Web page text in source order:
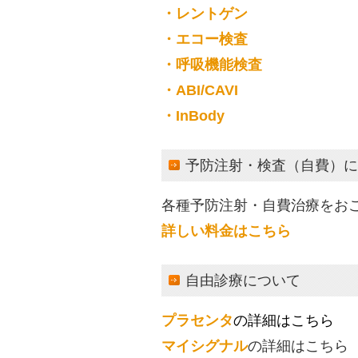
・レントゲン
・エコー検査
・ 呼吸機能検査
・ABI/CAVI
・InBody
予防注射・検査（自費）
各種予防注射・自費治療をお
詳しい料金はこちら
自由診療について
プラセンタの詳細はこちら
マイシグナルの詳細はこちら